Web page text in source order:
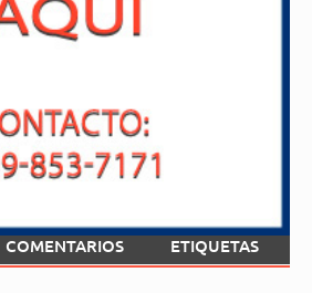
COMENTARIOS ETIQUETAS